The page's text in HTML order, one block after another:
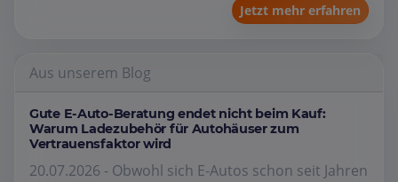
Jetzt mehr erfahren
Aus unserem Blog
Gute E-Auto-Beratung endet nicht beim Kauf:
Warum Ladezubehör für Autohäuser zum
Vertrauensfaktor wird
20.07.2026 - Obwohl sich E-Autos schon seit Jahren